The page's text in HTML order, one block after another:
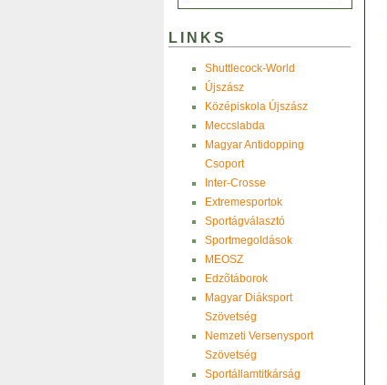
LINKS
Shuttlecock-World
Újszász
Középiskola Újszász
Meccslabda
Magyar Antidopping
Csoport
Inter-Crosse
Extremesportok
Sportágválasztó
Sportmegoldások
MEOSZ
Edzõtáborok
Magyar Diáksport
Szövetség
Nemzeti Versenysport
Szövetség
Sportállamtitkárság